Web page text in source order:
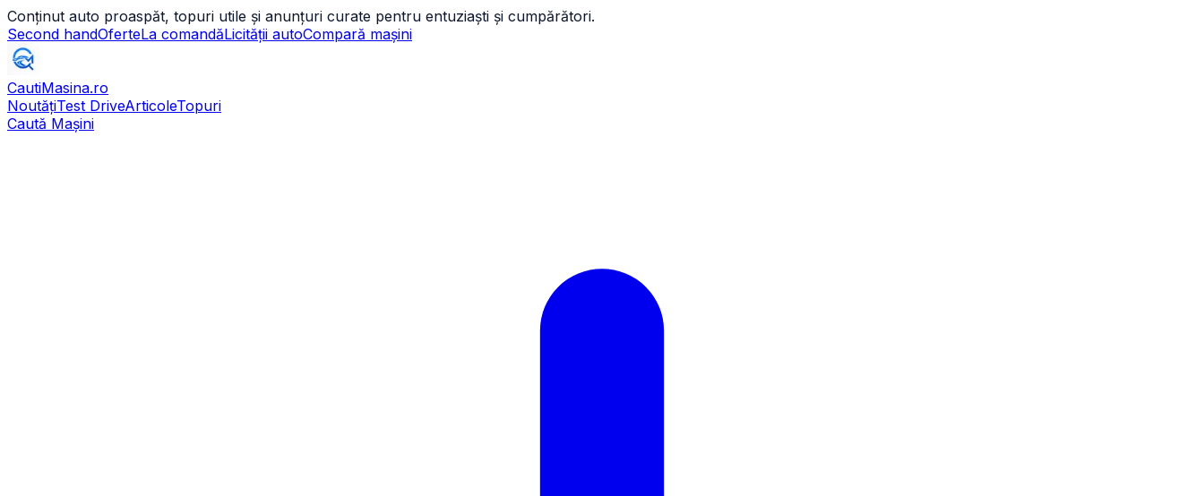
Conținut auto proaspăt, topuri utile și anunțuri curate pentru entuziaști și cumpărători.
Second handOferteLa comandăLicității autoCompară mașini
CautiMasina.ro
NoutățiTest DriveArticoleTopuri
Caută Mașini